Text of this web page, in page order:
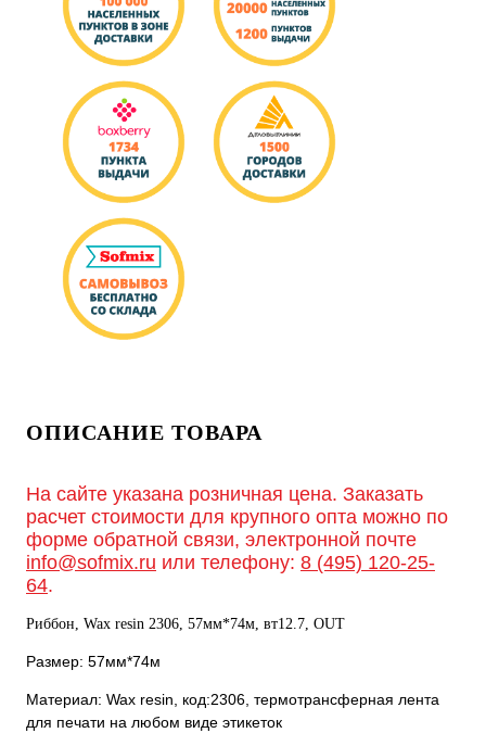
ОПИСАНИЕ ТОВАРА
На сайте указана розничная цена. Заказать
расчет стоимости для крупного опта можно по
форме обратной связи, электронной почте
info@sofmix.ru или телефону: 8 (495) 120-25-
64.
Риббон, Wax resin 2306, 57мм*74м, вт12.7, OUT
Размер: 57мм*74м
Материал: Wax resin, код:2306, термотрансферная лента
для печати на любом виде этикеток